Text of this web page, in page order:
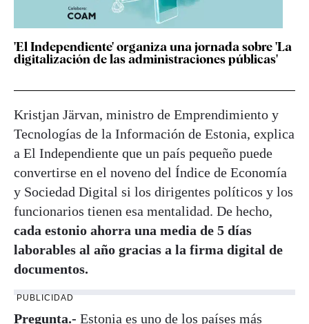
'El Independiente' organiza una jornada sobre 'La
digitalización de las administraciones públicas'
Kristjan Järvan, ministro de Emprendimiento y
Tecnologías de la Información de Estonia, explica
a El Independiente que un país pequeño puede
convertirse en el noveno del Índice de Economía
y Sociedad Digital si los dirigentes políticos y los
funcionarios tienen esa mentalidad. De hecho,
cada estonio ahorra una media de 5 días
laborables al año gracias a la firma digital de
documentos.
PUBLICIDAD
Pregunta.- Estonia es uno de los países más